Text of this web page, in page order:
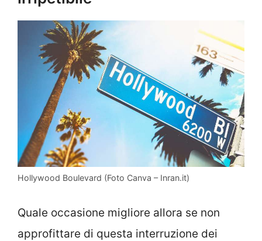
Hollywood Boulevard (Foto Canva – Inran.it)
Quale occasione migliore allora se non
approfittare di questa interruzione dei